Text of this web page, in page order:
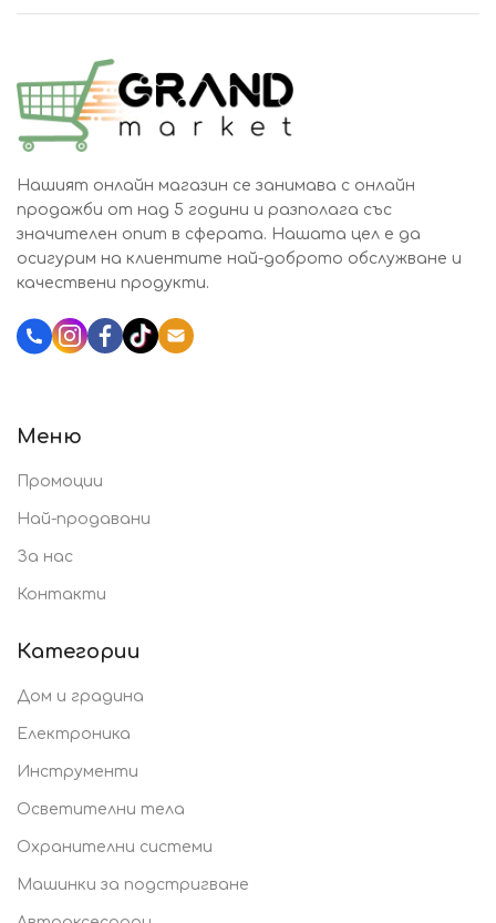
Нашият онлайн магазин се занимава с онлайн
продажби от над 5 години и разполага със
значителен опит в сферата. Нашата цел е да
осигурим на клиентите най-доброто обслужване и
качествени продукти.
Меню
Промоции
Най-продавани
За нас
Контакти
Категории
Дом и градина
Електроника
Инструменти
Осветителни тела
Охранителни системи
Машинки за подстригване